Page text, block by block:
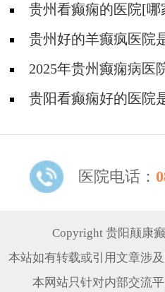
吗?贵州看癫痫的医院[
些?贵州好的羊癫疯医院
因会引起羊癫疯?
2025年贵州癫痫病医
易得癫痫？
贵阳看癫痫好的医院
医院电话：
Copyright 贵阳颠康
本站如有转载或引用文章涉
本网站只针对内部交流